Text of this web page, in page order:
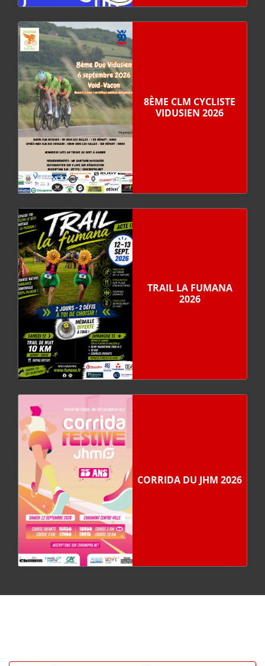
8ÈME CLM CYCLISTE
VIDUSIEN 2026
TRAIL LA FUMANA
2026
CORRIDA DU JHM 2026